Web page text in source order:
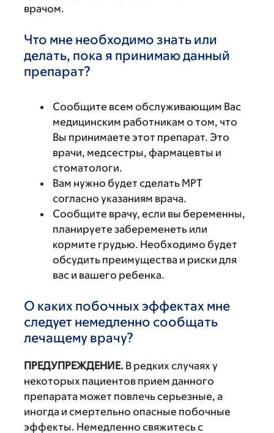
врачом.
Что мне необходимо знать или
делать, пока я принимаю данный
препарат?
Сообщите всем обслуживающим Вас
медицинским работникам о том, что
Вы принимаете этот препарат. Это
врачи, медсестры, фармацевты и
стоматологи.
Вам нужно будет сделать МРТ
согласно указаниям врача.
Сообщите врачу, если вы беременны,
планируете забеременеть или
кормите грудью. Необходимо будет
обсудить преимущества и риски для
вас и вашего ребенка.
О каких побочных эффектах мне
следует немедленно сообщать
лечащему врачу?
ПРЕДУПРЕЖДЕНИЕ. В редких случаях у
некоторых пациентов прием данного
препарата может повлечь серьезные, а
иногда и смертельно опасные побочные
эффекты. Немедленно свяжитесь с